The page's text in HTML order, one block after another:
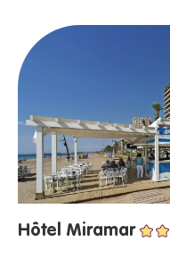
Hôtel Miramar